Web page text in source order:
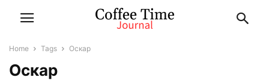
Home Tags Оскар
Оскар